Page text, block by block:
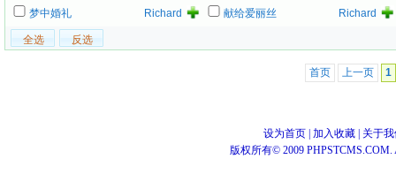
梦中婚礼
Richard
献给爱丽丝
Richard
首页 上一页 1
设为首页 加入收藏
关于
版权所有© 2009 PHPSTCMS.COM.